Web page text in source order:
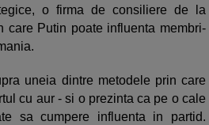
o firma de consiliere de la
care Putin poate influenta membri-
uneia dintre metodele prin care
cu aur - si o prezinta ca pe o cale
sa cumpere influenta in partid.